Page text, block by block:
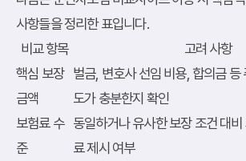
사항들을 정리한 표입니다.
비교 항목
고려 사항
핵심 보장
금액
벌금, 변호사 선임 비용, 합의금 등
도가 충분한지 확인
보험료 수
준
동일하거나 유사한 보장 조건 대
료 제시 여부